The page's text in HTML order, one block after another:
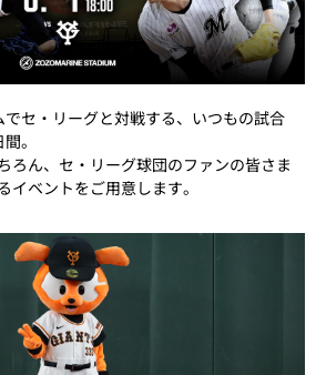
でセ・リーグと対戦する、いつもの試合
。
ろん、セ・リーグ球団のファンの皆さま
イベントをご用意します。